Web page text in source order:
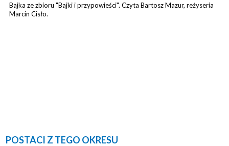
Bajka ze zbioru "Bajki i przypowieści". Czyta Bartosz Mazur, reżyseria
Marcin Cisło.
POSTACI Z TEGO OKRESU